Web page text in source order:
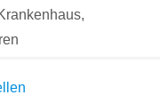
,